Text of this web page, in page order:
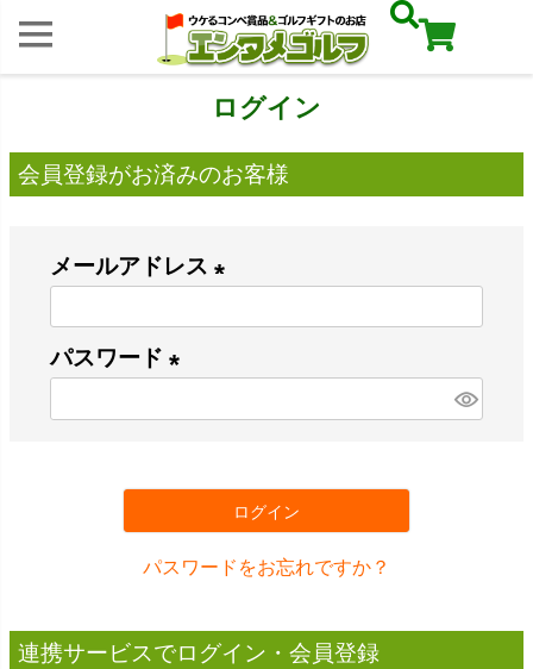
ログイン
会員登録がお済みのお客様
メールアドレス
パスワード
須
ログイン
パスワードをお忘れですか？
連携サービスでログイン・会員登録